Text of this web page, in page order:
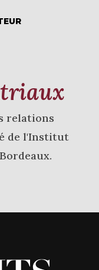
relations
de l'Institut